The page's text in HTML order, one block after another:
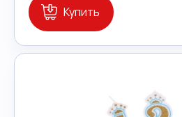
Купить